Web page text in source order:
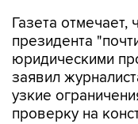
Газета отмечает,
президента
юридическими
заявил
узкие
проверку на